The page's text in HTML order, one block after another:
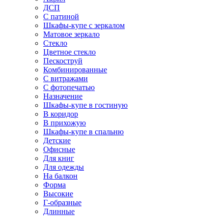
ДСП
С патиной
Шкафы-купе с зеркалом
Матовое зеркало
Стекло
Цветное стекло
Пескоструй
Комбинированные
С витражами
С фотопечатью
Назначение
Шкафы-купе в гостиную
В коридор
В прихожую
Шкафы-купе в спальню
Детские
Офисные
Для книг
Для одежды
На балкон
Форма
Высокие
Г-образные
Длинные